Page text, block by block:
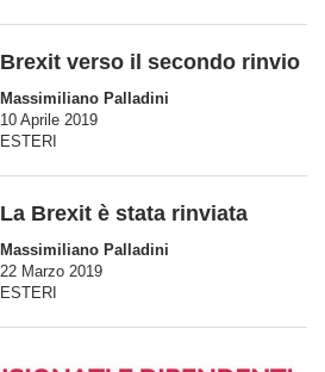
Brexit verso il secondo rinvio
Massimiliano Palladini
10 Aprile 2019
ESTERI
La Brexit è stata rinviata
Massimiliano Palladini
22 Marzo 2019
ESTERI